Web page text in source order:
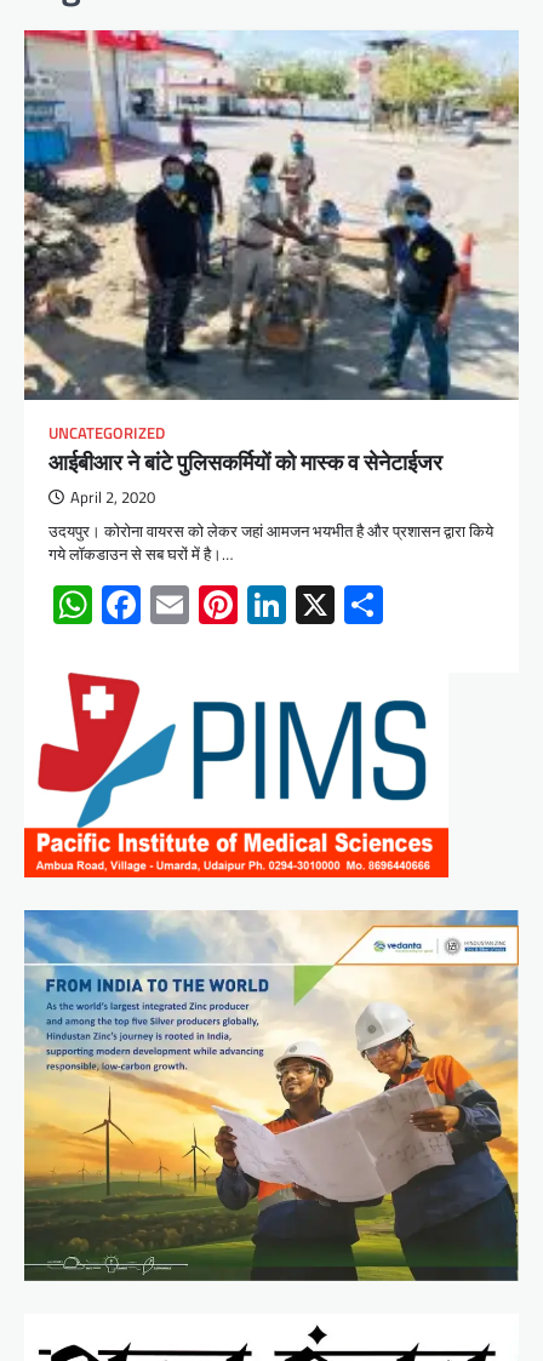
UNCATEGORIZED
आईबीआर ने बांटे पुलिसकर्मियों को मास्क व सेनेटाईजर
April 2, 2020
उदयपुर। कोरोना वायरस को लेकर जहां आमजन भयभीत है और प्रशासन द्वारा किये
गये लॉकडाउन से सब घरों में है।…
WhatsApp
Facebook
EmailPinterest
LinkedIn
X